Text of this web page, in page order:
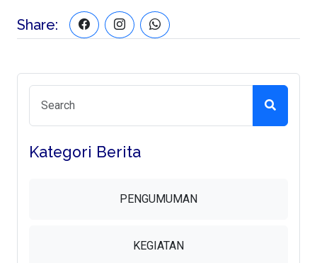
Share:
Kategori Berita
PENGUMUMAN
KEGIATAN